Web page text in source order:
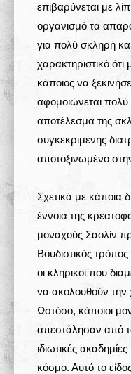
επιβαρύνεται με
οργανισμό τα
για πολύ σκληρή
χαρακτηριστικό
κάποιος να
αφομοιώνεται
αποτέλεσμα της
συγκεκριμένης
αποτοξινωμένο
Σχετικά με κάποια
έννοια της
μοναχούς Σαολίν
Βουδιστικός
οι κληρικοί που
να ακολουθούν την
Ωστόσο, κάποιοι
απεστάλησαν από
ιδιωτικές
κόσμο. Αυτό το